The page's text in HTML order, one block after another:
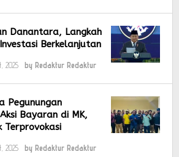
Danantara, Langkah
Berkelanjutan
2025 by Redaktur Redaktur
Pegunungan
Bayaran di MK,
Terprovokasi
2025 by Redaktur Redaktur